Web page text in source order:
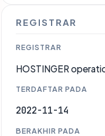
REGISTRAR
REGISTRAR
HOSTINGER
TERDAFTAR PADA
2022-11-14
BERAKHIR PADA